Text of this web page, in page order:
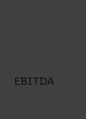
EBITDA